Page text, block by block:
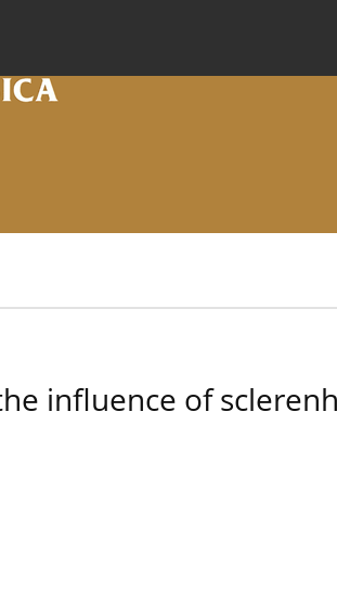
influence of